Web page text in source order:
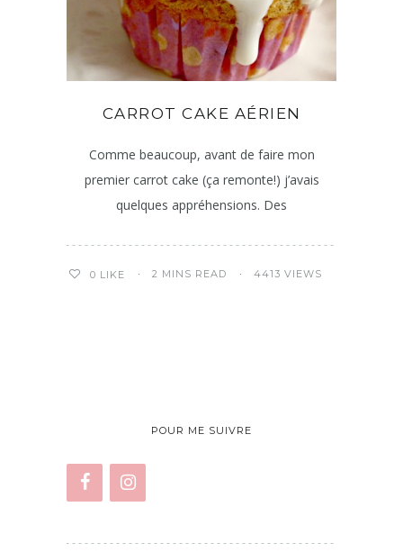
CARROT CAKE AÉRIEN
Comme beaucoup, avant de faire mon
premier carrot cake (ça remonte!) j’avais
quelques appréhensions. Des
0 LIKE 2 MINS READ 4413 VIEWS
POUR ME SUIVRE